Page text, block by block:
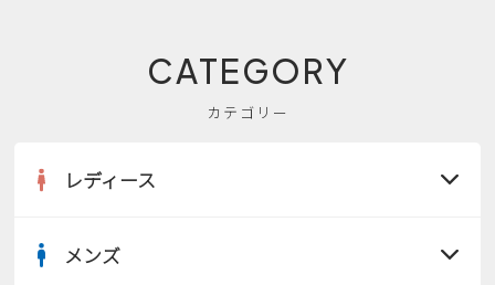
CATEGORY
カテゴリー
レディース
メンズ